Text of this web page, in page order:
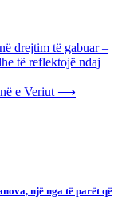
drejtim të gabuar –
të reflektojë ndaj
e Veriut ⟶
një nga të parët që